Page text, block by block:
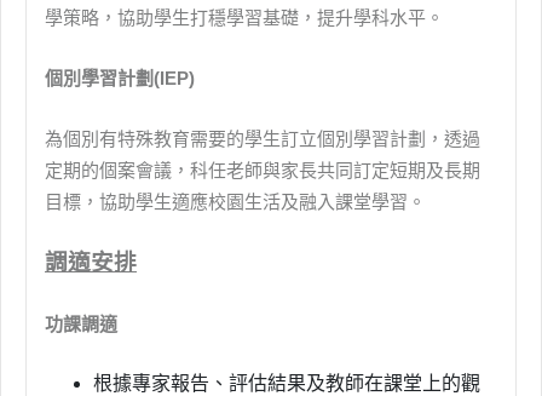
學策略，協助學生打穩學習基礎，提升學科水平。
個別學習計劃(IEP)
為個別有特殊教育需要的學生訂立個別學習計劃，透過
定期的個案會議，科任老師與家長共同訂定短期及長期
目標，協助學生適應校園生活及融入課堂學習。
調適安排
功課調適
根據專家報告、評估結果及教師在課堂上的觀